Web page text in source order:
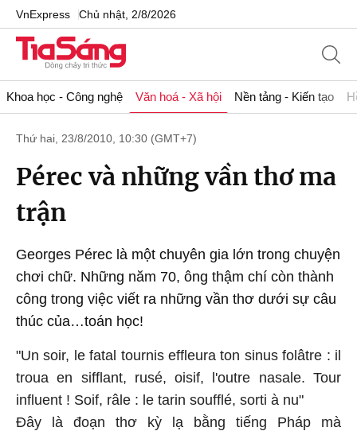
VnExpress Chủ nhật, 2/8/2026
Khoa học - Công nghệ Văn hoá - Xã hội Nền tảng - Kiến tạo
Thứ hai, 23/8/2010, 10:30 (GMT+7)
Pérec và những vần thơ ma
trận
Georges Pérec là một chuyên gia lớn trong chuyện
chơi chữ. Những năm 70, ông thậm chí còn thành
công trong việc viết ra những vần thơ dưới sự câu
thúc của…toán học!
"Un soir, le fatal tournis effleura ton sinus folâtre : il
troua en sifflant, rusé, oisif, l'outre nasale. Tour
influent ! Soif, râle : le tarin soufflé, sorti à nu"
Đây là đoạn thơ kỳ lạ bằng tiếng Pháp mà